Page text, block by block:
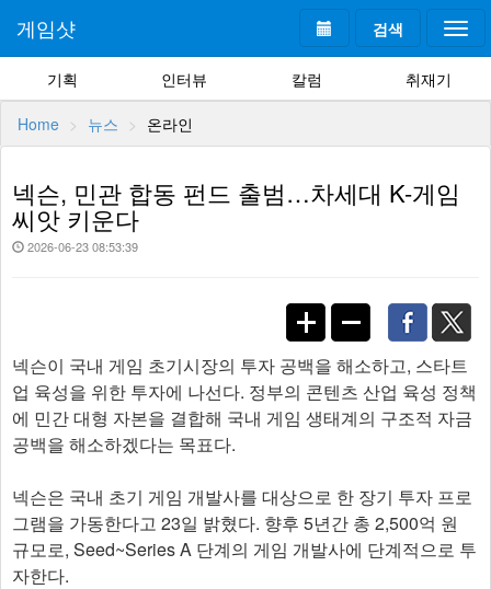
검색
게임샷
기획 인터뷰 칼럼 취재기
Home 뉴스 온라인
넥슨, 민관 합동 펀드 출범…차세대 K-게임
씨앗 키운다
2026-06-23 08:53:39
넥슨이 국내 게임 초기시장의 투자 공백을 해소하고, 스타트
업 육성을 위한 투자에 나선다. 정부의 콘텐츠 산업 육성 정책
에 민간 대형 자본을 결합해 국내 게임 생태계의 구조적 자금
공백을 해소하겠다는 목표다.
넥슨은 국내 초기 게임 개발사를 대상으로 한 장기 투자 프로
그램을 가동한다고 23일 밝혔다. 향후 5년간 총 2,500억 원
규모로, Seed~Series A 단계의 게임 개발사에 단계적으로 투
자한다.